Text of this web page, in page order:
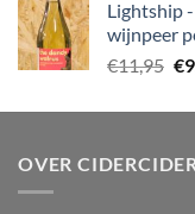
Lightship
wijnpeer
€11,95 €
OVER CIDERCIDER